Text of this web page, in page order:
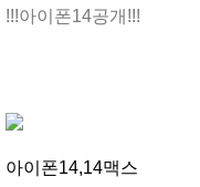
!!!아이폰14공개!!!
아이폰14,14맥스